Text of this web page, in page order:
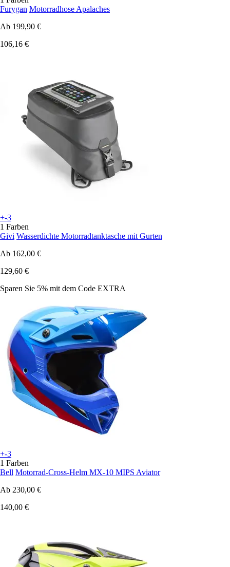
Furygan Motorradhose Apalaches
Ab 199,90 €
106,16 €
+-3
1 Farben
Givi Wasserdichte Motorradtanktasche mit Gurten
Ab 162,00 €
129,60 €
Sparen Sie 5% mit dem Code EXTRA
+-3
1 Farben
Bell Motorrad-Cross-Helm MX-10 MIPS Aviator
Ab 230,00 €
140,00 €